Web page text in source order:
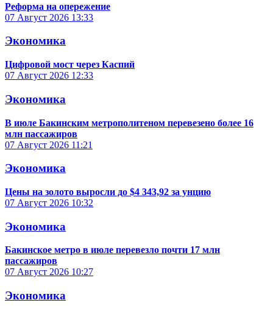
Реформа на опережение
07 Август 2026 13:33
Экономика
Цифровой мост через Каспий
07 Август 2026 12:33
Экономика
В июле Бакинским метрополитеном перевезено более 16
млн пассажиров
07 Август 2026 11:21
Экономика
Цены на золото выросли до $4 343,92 за унцию
07 Август 2026 10:32
Экономика
Бакинское метро в июле перевезло почти 17 млн
пассажиров
07 Август 2026 10:27
Экономика